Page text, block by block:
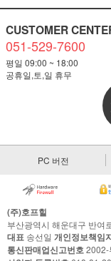
CUSTOMER
051-529-7600
평일 09:00 ~ 18:00
공휴일,토,일 휴무
PC 버전
(주)호프힐
부산광역시 해운대구 반여
대표 송선일 개인정보책임
통신판매업신고번호2002-